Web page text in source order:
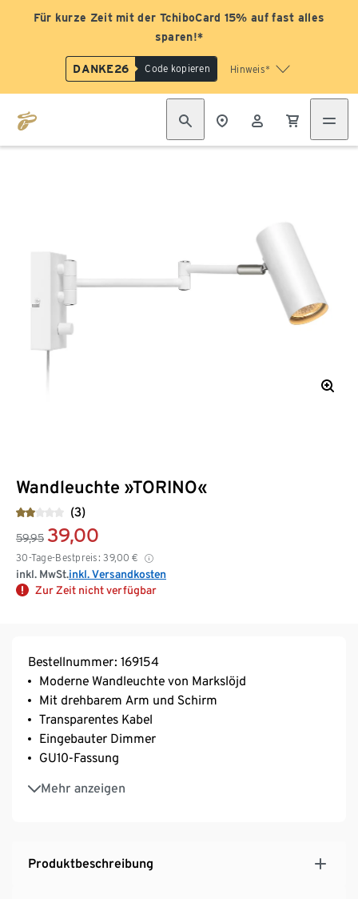
Für kurze Zeit mit der TchiboCard 15% auf fast alles
sparen!*
DANKE26 Code kopieren Hinweis*
Wandleuchte »TORINO«
(3)
59,95 39,00
30-Tage-Bestpreis: 39,00 €
inkl. MwSt.inkl. Versandkosten
Zur Zeit nicht verfügbar
Bestellnummer: 169154
Moderne Wandleuchte von Markslöjd
Mit drehbarem Arm und Schirm
Transparentes Kabel
Eingebauter Dimmer
GU10-Fassung
Mehr anzeigen
Leuchtmittel nicht enthalten
Produktbeschreibung